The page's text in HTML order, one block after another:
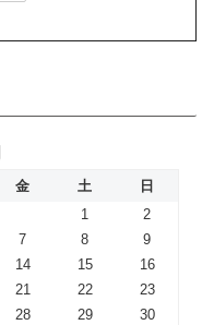
金 土
日
1
2
7 8
9
14 15
16
21 22
23
28 29
30